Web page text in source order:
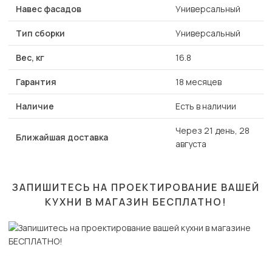
Навес фасадов Универсальный
Тип сборки Универсальный
Вес, кг 16.8
Гарантия 18 месяцев
Наличие Есть в наличии
Ближайшая доставка
Через 21 день, 28
августа
ЗАПИШИТЕСЬ НА ПРОЕКТИРОВАНИЕ ВАШЕЙ
КУХНИ В МАГАЗИН БЕСПЛАТНО!